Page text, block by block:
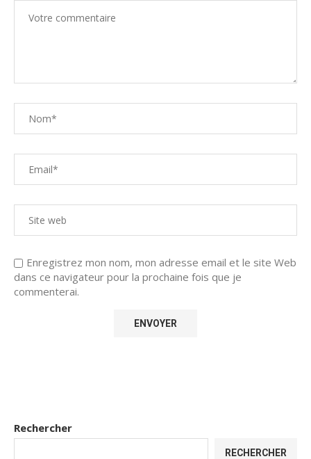
Enregistrez mon nom, mon adresse email et le site Web
dans ce navigateur pour la prochaine fois que je
commenterai.
Rechercher
RECHERCHER